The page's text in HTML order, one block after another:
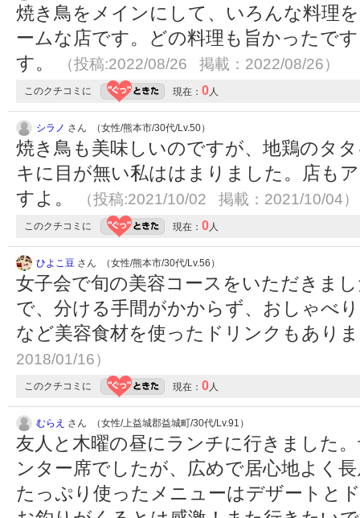
焼き鳥をメインにして、いろんな料理
ームな店です。どの料理も旨かったで
す。
（投稿:2022/08/26 掲載：2022/08/26）
このクチコミに 現在： 0人
シラノ さん （女性/熊本市/30代/Lv.50）
焼き鳥も美味しいのですが、地鶏のタ
キに目が無い私ははまりました。店も
すよ。
（投稿:2021/10/02 掲載：2021/10/04）
このクチコミに 現在： 0人
ひよこ豆 さん （女性/熊本市/30代/Lv.56）
女子会で旬の美容コースをいただきま
で、分ける手間がかからず、おしゃべ
など美容食材を使ったドリンクもあり
2018/01/16）
このクチコミに 現在： 0人
むらえ さん （女性/上益城郡益城町/30代/Lv.91）
友人と木曜の昼にランチに行きました
ンター席でしたが、広めで居心地よく
たっぷり使ったメニューはデザートと